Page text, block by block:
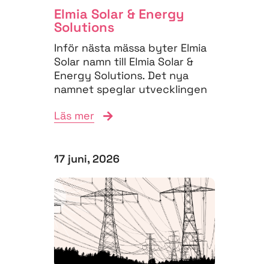
Elmia Solar & Energy
Solutions
Inför nästa mässa byter Elmia
Solar namn till Elmia Solar &
Energy Solutions. Det nya
namnet speglar utvecklingen
Läs mer
17 juni, 2026